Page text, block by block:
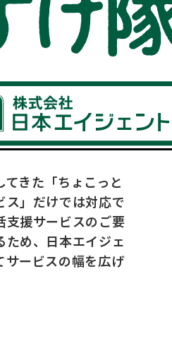
てきた「ちょこっと
ス」だけでは対応で
支援サービスのご要
ため、日本エイジェ
サービスの幅を広げ